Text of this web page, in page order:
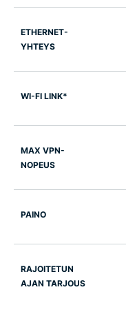
ETHERNET-
YHTEYS
WI-FI LINK*
MAX VPN-
NOPEUS
PAINO
RAJOITETUN
AJAN TARJOUS